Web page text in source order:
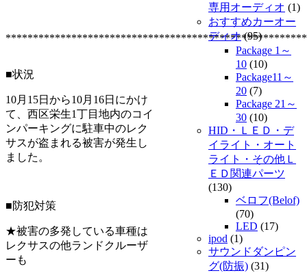
■状況
10月15日から10月16日にかけ
て、西区栄生1丁目地内のコイ
ンパーキングに駐車中のレク
サスが盗まれる被害が発生し
ました。
■防犯対策
★被害の多発している車種は
レクサスの他ランドクルーザ
ーも
専用オーディオ (1)
おすすめカーオー
ディオ(95)
Package 1～
10 (10)
Package11～
20 (7)
Package 21～
30 (10)
HID・ＬＥＤ・デ
イライト・オート
ライト・その他Ｌ
ＥＤ関連パーツ
(130)
ベロフ(Belof)
(70)
LED (17)
ipod (1)
サウンドダンピン
グ(防振) (31)